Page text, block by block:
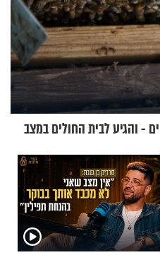
- והגיע לבית החולים במצב